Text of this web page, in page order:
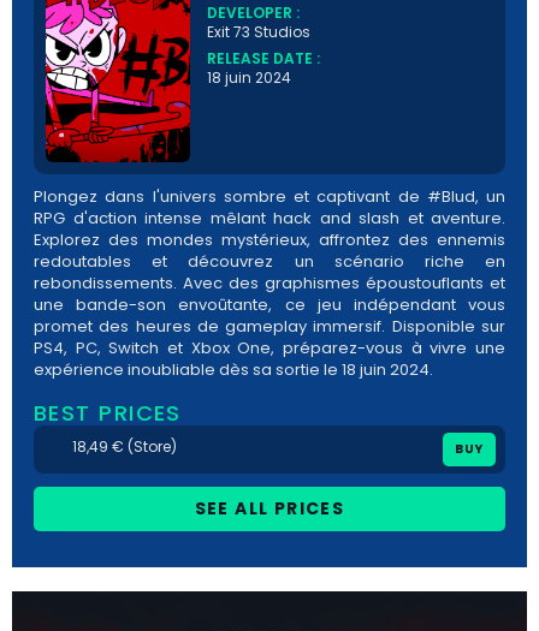
DEVELOPER :
Exit 73 Studios
RELEASE DATE :
18 juin 2024
Plongez dans l'univers sombre et captivant de #Blud, un
RPG d'action intense mêlant hack and slash et aventure.
Explorez des mondes mystérieux, affrontez des ennemis
redoutables et découvrez un scénario riche en
rebondissements. Avec des graphismes époustouflants et
une bande-son envoûtante, ce jeu indépendant vous
promet des heures de gameplay immersif. Disponible sur
PS4, PC, Switch et Xbox One, préparez-vous à vivre une
expérience inoubliable dès sa sortie le 18 juin 2024.
BEST PRICES
18,49 € (Store) BUY
SEE ALL PRICES